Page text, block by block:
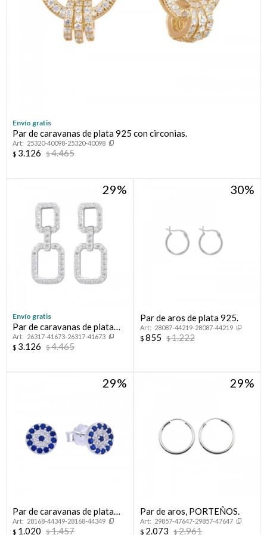
Envío gratis
Par de caravanas de plata 925 con circonias.
25320-40098-25320-40098
$ 3.126 $4.465
29
Envío gratis
Par de caravanas de plata
925 con circonias.
26317-41673-26317-41673
$ 3.126 $4.465
30
Par de aros de plata 925.
28087-44219-28087-44219
$ 855 $1.222
29
Par de caravanas de plata
925. LINEA NAZAR.
28168-44349-28168-44349
$ 1.020 $1.457
29
Par de aros, PORTEÑOS.
29857-47647-29857-47647
$ 2.073 $2.961